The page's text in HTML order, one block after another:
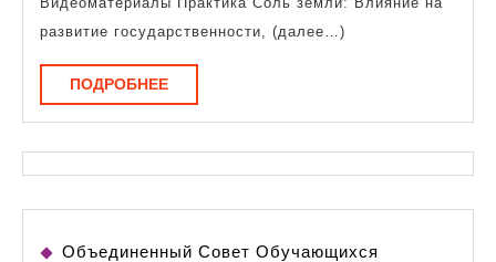
развитие государственности, (далее…)
ПОДРОБНЕЕПОДРОБНЕЕ
Объединенный Совет Обучающихся